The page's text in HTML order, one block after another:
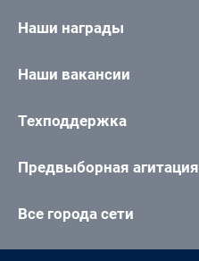
Наши награды
Наши вакансии
Техподдержка
Предвыборная агитация
Все города сети